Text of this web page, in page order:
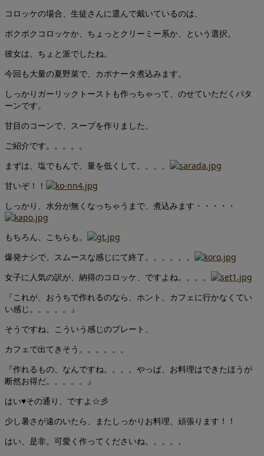
コロッケの場合、生徒さんに選んで戴いているのは、
ポクポクコロッケか、ちょっとクリーミー系か、という選択。
彼女は、ちょと派でしたね。
今回も大量の夏野菜で、カポナータ煮込みます。
しっかりガーリックトーストも作っちゃって、のせていただくパタ
ーンです。
甘目のコーンで、スープを作りました。
ご紹介です。。。。。
まずは、塩でもんで、量を低くして。。。。
甘いぞ！！
しっかり、水分が無くなっちゃうまで、煮込みます・・・・・
もちろん、こちらも。
爆発ナシで、スムースな感じにて終了。。。。。。
女子に人気の訳が、納得のコロッケ、ですよね。。。。
『これが、おうちで作れるのなら、ホント、カフェに行かなくてい
い感じ。。。。。』
そうですね、こういう感じのプレート、
カフェで出てきそう。。。。。。
『作れるもの、なんですね。。。。やっぱ、お料理はできたほうが
断然お得だ。。。。。』
はい♥その通り、ですよ☆彡
少し暑さが遠のいたら、またしっかりお料理、頑張ります！！
はい、是非。可愛く作ってくださいね。。。。。